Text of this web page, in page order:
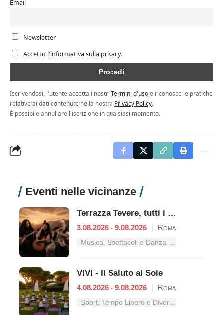
Email
Newsletter
Accetto l'informativa sulla privacy.
Iscrivendosi, l'utente accetta i nostri Termini d'usoe riconosce le pratiche
relative ai dati contenute nella nostra Privacy Policy.
È possibile annullare l'iscrizione in qualsiasi momento.
Eventi nelle vicinanze
Terrazza Tevere, tutti i concerti dal 3 al 9 agosto
3.08.2026 - 9.08.2026 | Roma
VIVI - Il Saluto al Sole
4.08.2026 - 9.08.2026 | Roma